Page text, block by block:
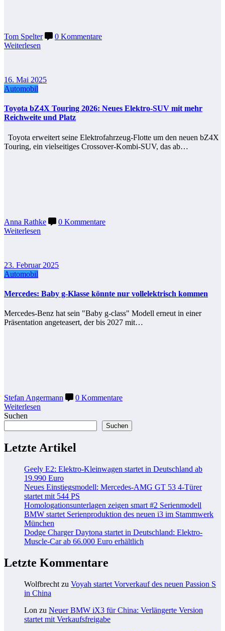
Tom Spelter
0 Kommentare
Weiterlesen
16. Mai 2025
Automobil
Toyota bZ4X Touring 2026: Neues Elektro-SUV mit mehr
Reichweite und Platz
Toyota erweitert seine Elektrofahrzeug-Flotte um den neuen bZ4X
Touring, ein vielseitiges Crossover-Kombi-SUV, das ab…
Anna Rathke
0 Kommentare
Weiterlesen
23. Februar 2025
Automobil
Mercedes: Baby g-Klasse könnte nur vollelektrisch kommen
Mercedes-Benz hat sein "Baby g-class" Modell erneut in einer
Präsentation angeteasert, der bis 2027 mit…
Stefan Angermann
0 Kommentare
Weiterlesen
Suchen
Suchen
Letzte Artikel
Geely E2: Elektro-Kleinwagen startet in Deutschland ab
19.990 Euro
Neues Einstiegsmodell: Mercedes-AMG GT 53 4-Türer
startet mit 544 PS
Homologationsunterlagen zeigen smart #2 Serienmodell
BMW startet Serienproduktion des neuen i3 im Stammwerk
München
Dodge Charger Daytona startet in Deutschland: Elektro-
Muscle-Car ab 66.000 Euro erhältlich
Letzte Kommentare
Wolfbrecht zu Voyah startet Vorverkauf des neuen Passion S
in China
Lon zu Neuer BMW iX3 für China: Verlängerte Version
startet mit Verkaufsfreigabe